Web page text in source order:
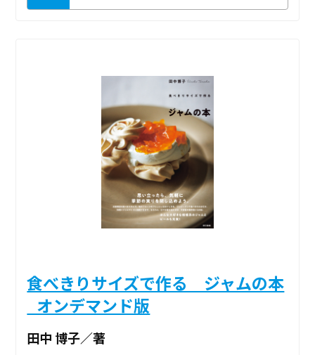
食べきりサイズで作る ジャムの本
_オンデマンド版
田中 博子／著